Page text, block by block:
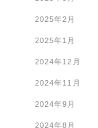
2025年2月
2025年1月
2024年12月
2024年11月
2024年9月
2024年8月